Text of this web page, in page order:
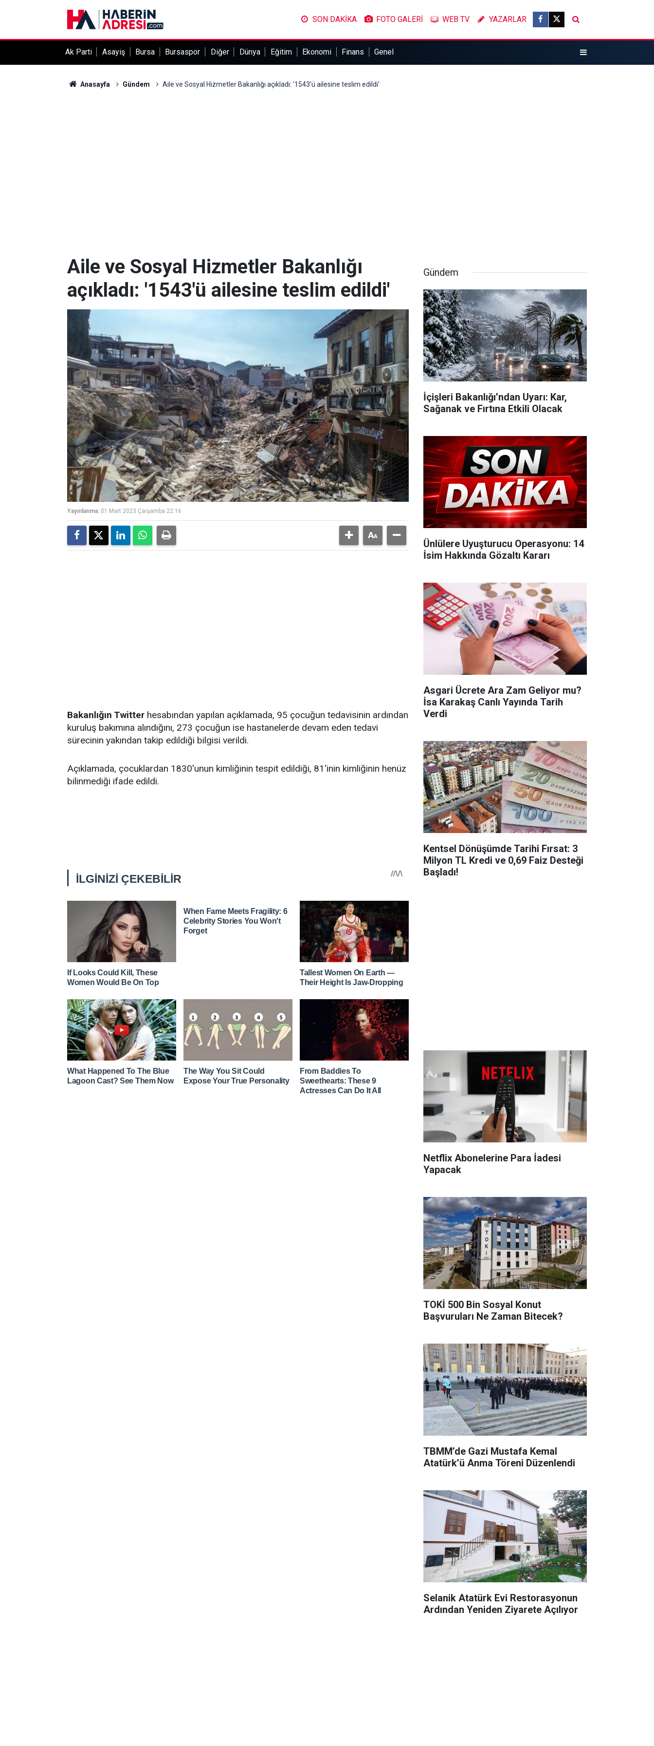
SON DAKİKA FOTO GALERİ WEB TV YAZARLAR
Ak Parti Asayiş Bursa Bursaspor Diğer Dünya Eğitim Ekonomi Finans Genel
Anasayfa Gündem Aile ve Sosyal Hizmetler Bakanlığı açıkladı: '1543'ü ailesine teslim edildi'
Aile ve Sosyal Hizmetler Bakanlığı
açıkladı: '1543'ü ailesine teslim edildi'
Yayınlanma: 01 Mart 2023 Çarşamba 22:16
Bakanlığın Twitter hesabından yapılan açıklamada, 95 çocuğun tedavisinin ardından
kuruluş bakımına alındığını, 273 çocuğun ise hastanelerde devam eden tedavi
sürecinin yakından takip edildiği bilgisi verildi.
Açıklamada, çocuklardan 1830'unun kimliğinin tespit edildiği, 81'inin kimliğinin henüz
bilinmediği ifade edildi.
Gündem
İçişleri Bakanlığı’ndan Uyarı: Kar,
Sağanak ve Fırtına Etkili Olacak
Ünlülere Uyuşturucu Operasyonu: 14
İsim Hakkında Gözaltı Kararı
Asgari Ücrete Ara Zam Geliyor mu?
İsa Karakaş Canlı Yayında Tarih
Verdi
Kentsel Dönüşümde Tarihi Fırsat: 3
Milyon TL Kredi ve 0,69 Faiz Desteği
Başladı!
Netflix Abonelerine Para İadesi
Yapacak
TOKİ 500 Bin Sosyal Konut
Başvuruları Ne Zaman Bitecek?
TBMM’de Gazi Mustafa Kemal
Atatürk’ü Anma Töreni Düzenlendi
Selanik Atatürk Evi Restorasyonun
Ardından Yeniden Ziyarete Açılıyor